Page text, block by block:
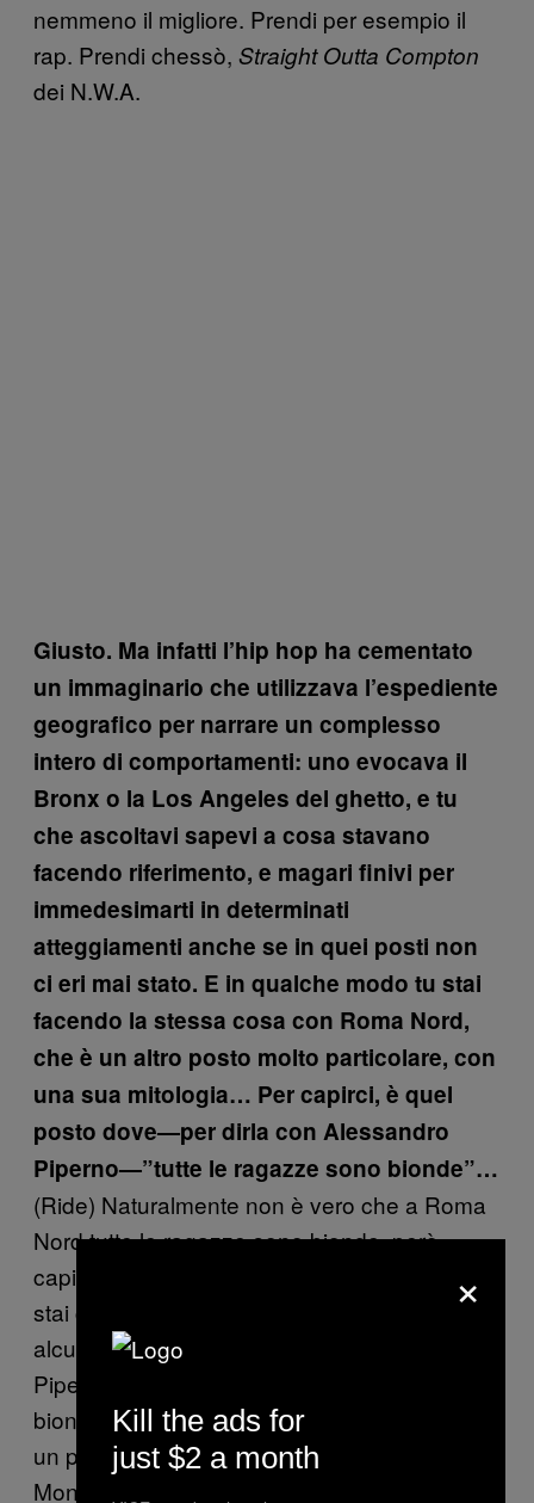
nemmeno il migliore. Prendi per esempio il
rap. Prendi chessò, Straight Outta Compton
dei N.W.A.
Giusto. Ma infatti l’hip hop ha cementato
un immaginario che utilizzava l’espediente
geografico per narrare un complesso
intero di comportamenti: uno evocava il
Bronx o la Los Angeles del ghetto, e tu
che ascoltavi sapevi a cosa stavano
facendo riferimento, e magari finivi per
immedesimarti in determinati
atteggiamenti anche se in quei posti non
ci eri mai stato. E in qualche modo tu stai
facendo la stessa cosa con Roma Nord,
che è un altro posto molto particolare, con
una sua mitologia… Per capirci, è quel
posto dove—per dirla con Alessandro
Piperno—”tutte le ragazze sono bionde”…
(Ride) Naturalmente non è vero che a Roma
Nord tutte le ragazze sono bionde, però
capisco il senso dell’operazione. E cioè: se
stai costruendo una mitologia, ne amplifichi
alcuni caratteri, no? Quindi per uno come
Piperno tutte le ragazze di Roma Nord sono
bionde, mentre se un altro volesse descrivere
un posto diverso, per esempio Tor Bella
Monaca… non so, magari parlerebbe di
×
Kill the ads for
just $2 a month